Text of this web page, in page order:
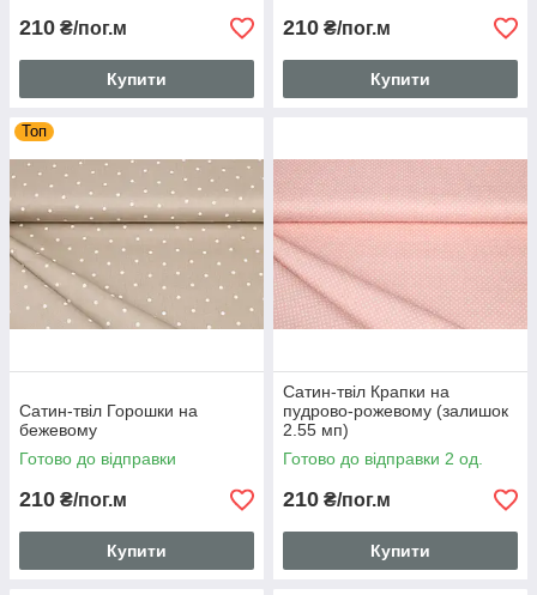
210 ₴/пог.м
Купити
210 ₴/пог.м
Купити
Топ
Сатин-твіл Горошки на
бежевому
Готово до відправки
210 ₴/пог.м
Купити
Сатин-твіл Крапки на
пудрово-рожевому (залишок
2.55 мп)
Готово до відправки 2 од.
210 ₴/пог.м
Купити